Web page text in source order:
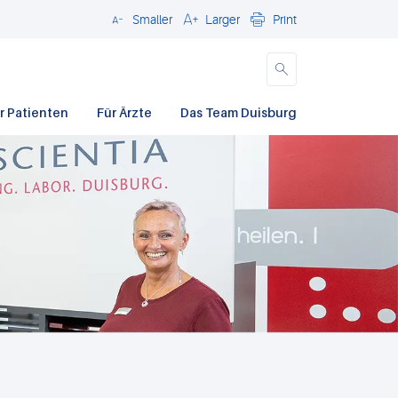
CloseSmaller Larger Print
Patienten Für Ärzte Das Team Duisburg